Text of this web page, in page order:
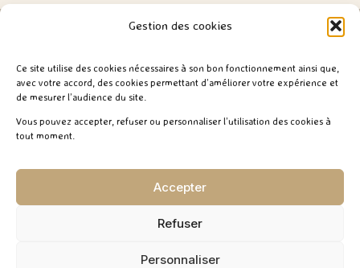
Gestion des cookies
Ce site utilise des cookies nécessaires à son bon fonctionnement ainsi que,
avec votre accord, des cookies permettant d’améliorer votre expérience et
de mesurer l’audience du site.
Vous pouvez accepter, refuser ou personnaliser l’utilisation des cookies à
tout moment.
Accepter
Refuser
Personnaliser
Expédition rapide depuis la France / Paiement
© 2026 L'Atelier d'Hestia - Thème WordPress par